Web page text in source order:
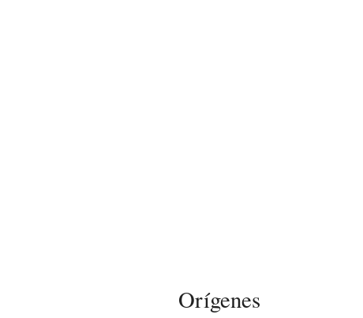
Orígenes